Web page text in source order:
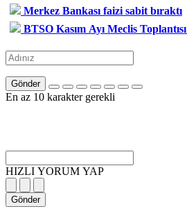
Merkez Bankası faizi sabit bıraktı
BTSO Kasım Ayı Meclis
Gönder
En az 10 karakter gerekli
HIZLI YORUM YAP
Gönder